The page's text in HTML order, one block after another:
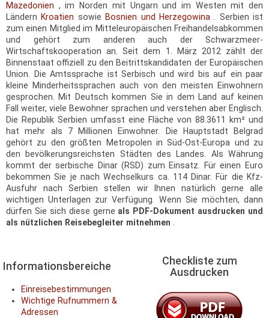
Mazedonien , im Norden mit Ungarn und im Westen mit den
Ländern Kroatien sowie Bosnien und Herzegowina . Serbien ist
zum einen Mitglied im Mitteleuropäischen Freihandelsabkommen
und gehört zum anderen auch der Schwarzmeer-
Wirtschaftskooperation an. Seit dem 1. März 2012 zählt der
Binnenstaat offiziell zu den Beitrittskandidaten der Europäischen
Union. Die Amtssprache ist Serbisch und wird bis auf ein paar
kleine Minderheitssprachen auch von den meisten Einwohnern
gesprochen. Mit Deutsch kommen Sie in dem Land auf keinen
Fall weiter, viele Bewohner sprachen und verstehen aber Englisch.
Die Republik Serbien umfasst eine Fläche von 88.3611 km² und
hat mehr als 7 Millionen Einwohner. Die Hauptstadt Belgrad
gehört zu den größten Metropolen in Süd-Ost-Europa und zu
den bevölkerungsreichsten Städten des Landes. Als Währung
kommt der serbische Dinar (RSD) zum Einsatz. Für einen Euro
bekommen Sie je nach Wechselkurs ca. 114 Dinar. Für die Kfz-
Ausfuhr nach Serbien stellen wir Ihnen natürlich gerne alle
wichtigen Unterlagen zur Verfügung. Wenn Sie möchten, dann
dürfen Sie sich diese gerne als PDF-Dokument ausdrucken und
als nützlichen Reisebegleiter mitnehmen .
Informationsbereiche
Checkliste zum
Ausdrucken
Einreisebestimmungen
Wichtige Rufnummern &
Adressen